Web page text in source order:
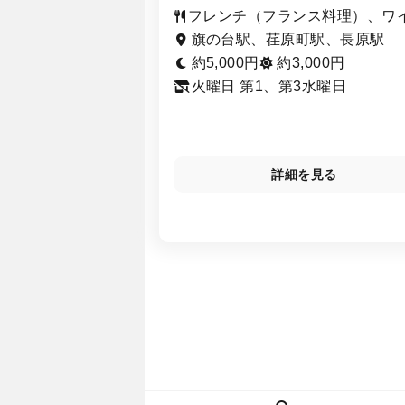
フレンチ（フランス料理）、ワ
ン、スイーツ
旗の台駅、荏原町駅、長原駅
約5,000円
約3,000円
火曜日 第1、第3水曜日
詳細を見る